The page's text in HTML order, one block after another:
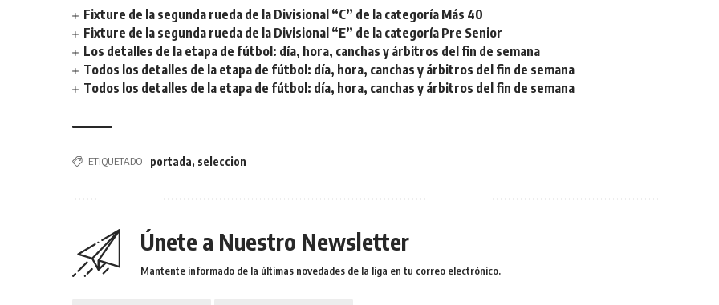
Fixture de la segunda rueda de la Divisional “C” de la categoría Más 40
Fixture de la segunda rueda de la Divisional “E” de la categoría Pre Senior
Los detalles de la etapa de fútbol: día, hora, canchas y árbitros del fin de semana
Todos los detalles de la etapa de fútbol: día, hora, canchas y árbitros del fin de semana
Todos los detalles de la etapa de fútbol: día, hora, canchas y árbitros del fin de semana
ETIQUETADO portada, seleccion
Únete a Nuestro Newsletter
Mantente informado de la últimas novedades de la liga en tu correo electrónico.